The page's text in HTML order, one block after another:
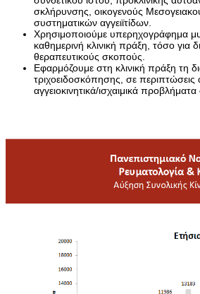
σκλήρυνσης, οικογενούς
συστηματικών αγγειϊτίδων.
Χρησιμοποιούμε υπερηχογράφημα
καθημερινή κλινική πράξη, τόσο για
θεραπευτικούς σκοπούς.
Εφαρμόζουμε στη κλινική πράξη τη
τριχοειδοσκόπησης, σε
αγγειοκινητικά/ισχαιμικά